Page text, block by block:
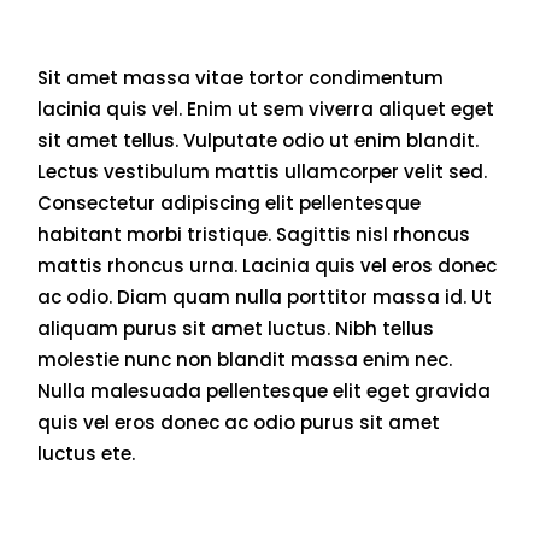
Sit amet massa vitae tortor condimentum
lacinia quis vel. Enim ut sem viverra aliquet eget
sit amet tellus. Vulputate odio ut enim blandit.
Lectus vestibulum mattis ullamcorper velit sed.
Consectetur adipiscing elit pellentesque
habitant morbi tristique. Sagittis nisl rhoncus
mattis rhoncus urna. Lacinia quis vel eros donec
ac odio. Diam quam nulla porttitor massa id. Ut
aliquam purus sit amet luctus. Nibh tellus
molestie nunc non blandit massa enim nec.
Nulla malesuada pellentesque elit eget gravida
quis vel eros donec ac odio purus sit amet
luctus ete.